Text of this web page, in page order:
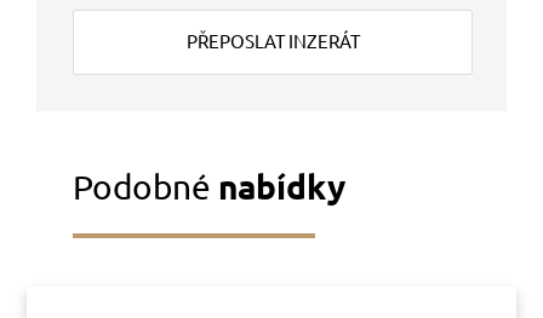
PŘEPOSLAT INZERÁT
Podobné nabídky